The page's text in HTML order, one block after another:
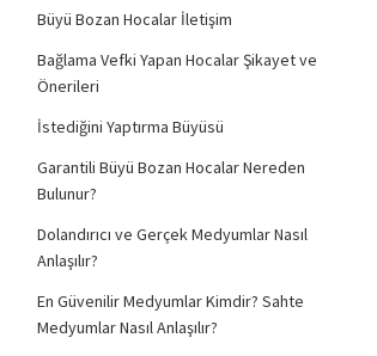
Büyü Bozan Hocalar İletişim
Bağlama Vefki Yapan Hocalar Şikayet ve
Önerileri
İstediğini Yaptırma Büyüsü
Garantili Büyü Bozan Hocalar Nereden
Bulunur?
Dolandırıcı ve Gerçek Medyumlar Nasıl
Anlaşılır?
En Güvenilir Medyumlar Kimdir? Sahte
Medyumlar Nasıl Anlaşılır?